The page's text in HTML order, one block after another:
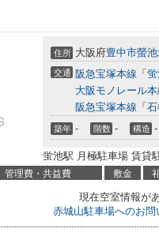
住所 大阪府豊中市螢
交通 阪急宝塚本線 「
大阪モノレール本
阪急宝塚本線 「
築年 - 階数 - 構造 -
蛍池駅 月極駐車場 賃貸
管理費・共益費 敷金
現在空室情報が
赤城山駐車場へのお問